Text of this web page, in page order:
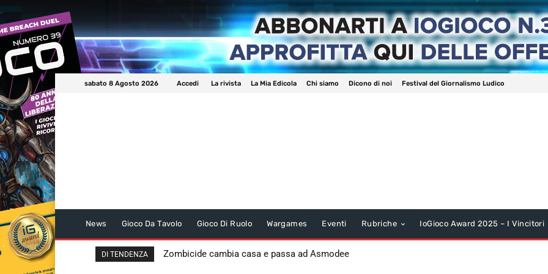
sabato 8 Agosto 2026 Accedi La rivista La Mia Edicola Chi siamo Dicono di noi Festival del Giornalismo Ludico
News Gioco Da Tavolo Gioco Di Ruolo Wargames Eventi Rubriche IoGioco Award 2025 – I Vincitori
DI TENDENZA Zombicide cambia casa e passa ad Asmodee